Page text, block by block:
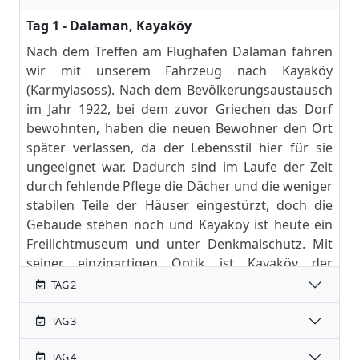
Tag 1 - Dalaman, Kayaköy
Nach dem Treffen am Flughafen Dalaman fahren
wir mit unserem Fahrzeug nach Kayaköy
(Karmylasoss). Nach dem Bevölkerungsaustausch
im Jahr 1922, bei dem zuvor Griechen das Dorf
bewohnten, haben die neuen Bewohner den Ort
später verlassen, da der Lebensstil hier für sie
ungeeignet war. Dadurch sind im Laufe der Zeit
durch fehlende Pflege die Dächer und die weniger
stabilen Teile der Häuser eingestürzt, doch die
Gebäude stehen noch und Kayaköy ist heute ein
Freilichtmuseum und unter Denkmalschutz. Mit
seiner einzigartigen Optik ist Kayaköy der
Ausgangspunkt unserer heutigen Wanderroute.
Diese Etappe markiert auch den Beginn des
Lykischen Weges und bietet einen einfachen und
großartigen Einstieg. Wir besichtigen zuerst das
TAG 2
TAG 3
TAG 4